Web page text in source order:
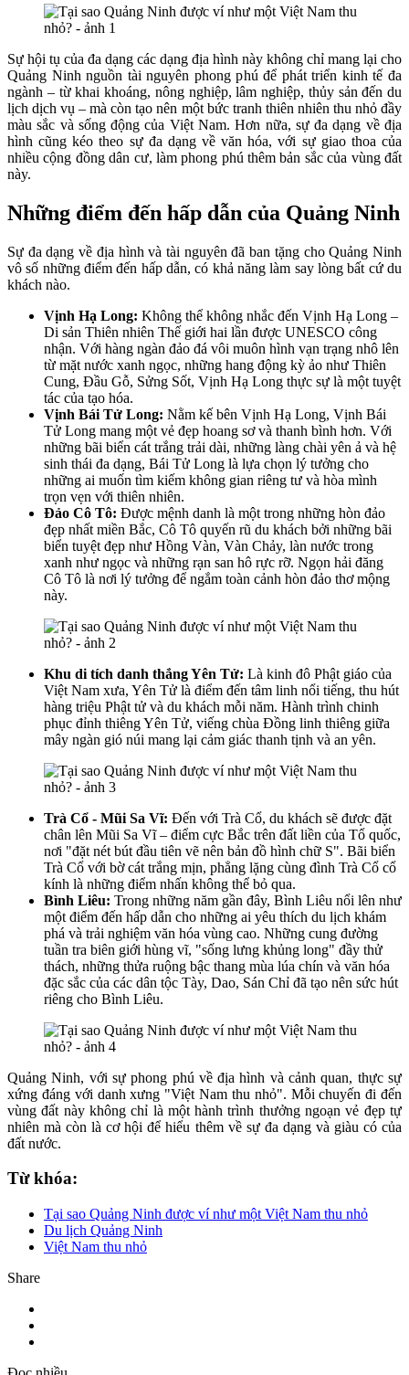
Sự hội tụ của đa dạng các dạng địa hình này không chỉ mang lại cho
Quảng Ninh nguồn tài nguyên phong phú để phát triển kinh tế đa
ngành – từ khai khoáng, nông nghiệp, lâm nghiệp, thủy sản đến du
lịch dịch vụ – mà còn tạo nên một bức tranh thiên nhiên thu nhỏ đầy
màu sắc và sống động của Việt Nam. Hơn nữa, sự đa dạng về địa
hình cũng kéo theo sự đa dạng về văn hóa, với sự giao thoa của
nhiều cộng đồng dân cư, làm phong phú thêm bản sắc của vùng đất
này.
Những điểm đến hấp dẫn của Quảng Ninh
Sự đa dạng về địa hình và tài nguyên đã ban tặng cho Quảng Ninh
vô số những điểm đến hấp dẫn, có khả năng làm say lòng bất cứ du
khách nào.
Vịnh Hạ Long: Không thể không nhắc đến Vịnh Hạ Long –
Di sản Thiên nhiên Thế giới hai lần được UNESCO công
nhận. Với hàng ngàn đảo đá vôi muôn hình vạn trạng nhô lên
từ mặt nước xanh ngọc, những hang động kỳ ảo như Thiên
Cung, Đầu Gỗ, Sửng Sốt, Vịnh Hạ Long thực sự là một tuyệt
tác của tạo hóa.
Vịnh Bái Tử Long: Nằm kế bên Vịnh Hạ Long, Vịnh Bái
Tử Long mang một vẻ đẹp hoang sơ và thanh bình hơn. Với
những bãi biển cát trắng trải dài, những làng chài yên ả và hệ
sinh thái đa dạng, Bái Tử Long là lựa chọn lý tưởng cho
những ai muốn tìm kiếm không gian riêng tư và hòa mình
trọn vẹn với thiên nhiên.
Đảo Cô Tô: Được mệnh danh là một trong những hòn đảo
đẹp nhất miền Bắc, Cô Tô quyến rũ du khách bởi những bãi
biển tuyệt đẹp như Hồng Vàn, Vàn Chảy, làn nước trong
xanh như ngọc và những rạn san hô rực rỡ. Ngọn hải đăng
Cô Tô là nơi lý tưởng để ngắm toàn cảnh hòn đảo thơ mộng
này.
Khu di tích danh thắng Yên Tử: Là kinh đô Phật giáo của
Việt Nam xưa, Yên Tử là điểm đến tâm linh nổi tiếng, thu hút
hàng triệu Phật tử và du khách mỗi năm. Hành trình chinh
phục đỉnh thiêng Yên Tử, viếng chùa Đồng linh thiêng giữa
mây ngàn gió núi mang lại cảm giác thanh tịnh và an yên.
Trà Cổ - Mũi Sa Vĩ: Đến với Trà Cổ, du khách sẽ được đặt
chân lên Mũi Sa Vĩ – điểm cực Bắc trên đất liền của Tổ quốc,
nơi "đặt nét bút đầu tiên vẽ nên bản đồ hình chữ S". Bãi biển
Trà Cổ với bờ cát trắng mịn, phẳng lặng cùng đình Trà Cổ cổ
kính là những điểm nhấn không thể bỏ qua.
Bình Liêu: Trong những năm gần đây, Bình Liêu nổi lên như
một điểm đến hấp dẫn cho những ai yêu thích du lịch khám
phá và trải nghiệm văn hóa vùng cao. Những cung đường
tuần tra biên giới hùng vĩ, "sống lưng khủng long" đầy thử
thách, những thửa ruộng bậc thang mùa lúa chín và văn hóa
đặc sắc của các dân tộc Tày, Dao, Sán Chỉ đã tạo nên sức hút
riêng cho Bình Liêu.
Quảng Ninh, với sự phong phú về địa hình và cảnh quan, thực sự
xứng đáng với danh xưng "Việt Nam thu nhỏ". Mỗi chuyến đi đến
vùng đất này không chỉ là một hành trình thưởng ngoạn vẻ đẹp tự
nhiên mà còn là cơ hội để hiểu thêm về sự đa dạng và giàu có của
đất nước.
Từ khóa:
Tại sao Quảng Ninh được ví như một Việt Nam thu nhỏ
Du lịch Quảng Ninh
Việt Nam thu nhỏ
Share